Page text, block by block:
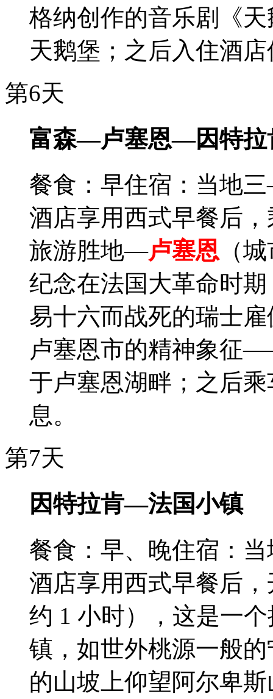
格纳创作的音乐剧《
天鹅堡；之后入住酒
第6天
富森—卢塞恩—因特拉
餐食：早住宿：当地
酒店享用西式早餐后
旅游胜地—卢塞恩 （
纪念在法国大革命时
易十六而战死的瑞士
卢塞恩市的精神象征
于卢塞恩湖畔；之后
息。
第7天
因特拉肯—法国小镇
餐食：早、晚住宿：
酒店享用西式早餐后
约 1 小时），这是一
镇，如世外桃源一般
的山坡上仰望阿尔卑